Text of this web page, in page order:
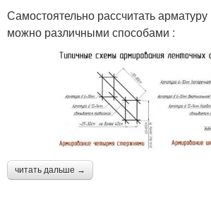
Самостоятельно рассчитать
можно различными способами :
читать дальше →